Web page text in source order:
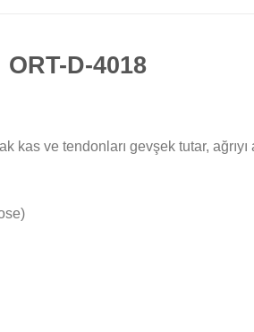
D-4018
kas ve tendonları gevşek tutar, ağrıyı